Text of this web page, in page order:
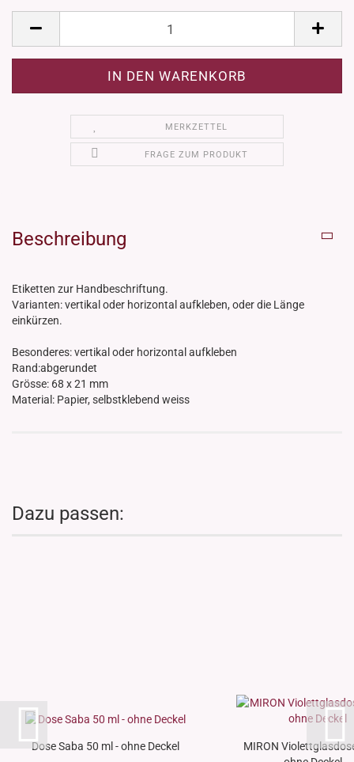
MERKZETTEL
FRAGE ZUM PRODUKT
Beschreibung
Etiketten zur Handbeschriftung.
Varianten: vertikal oder horizontal aufkleben, oder die Länge
einkürzen.
Besonderes: vertikal oder horizontal aufkleben
Rand:abgerundet
Grösse: 68 x 21 mm
Material: Papier, selbstklebend weiss
Dazu passen:
Dose Saba 50 ml - ohne Deckel
MIRON